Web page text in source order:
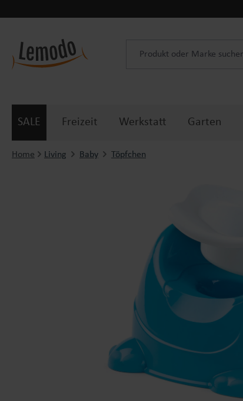
SALE Freizeit Werkstatt Garten
Home Living Baby Töpfchen